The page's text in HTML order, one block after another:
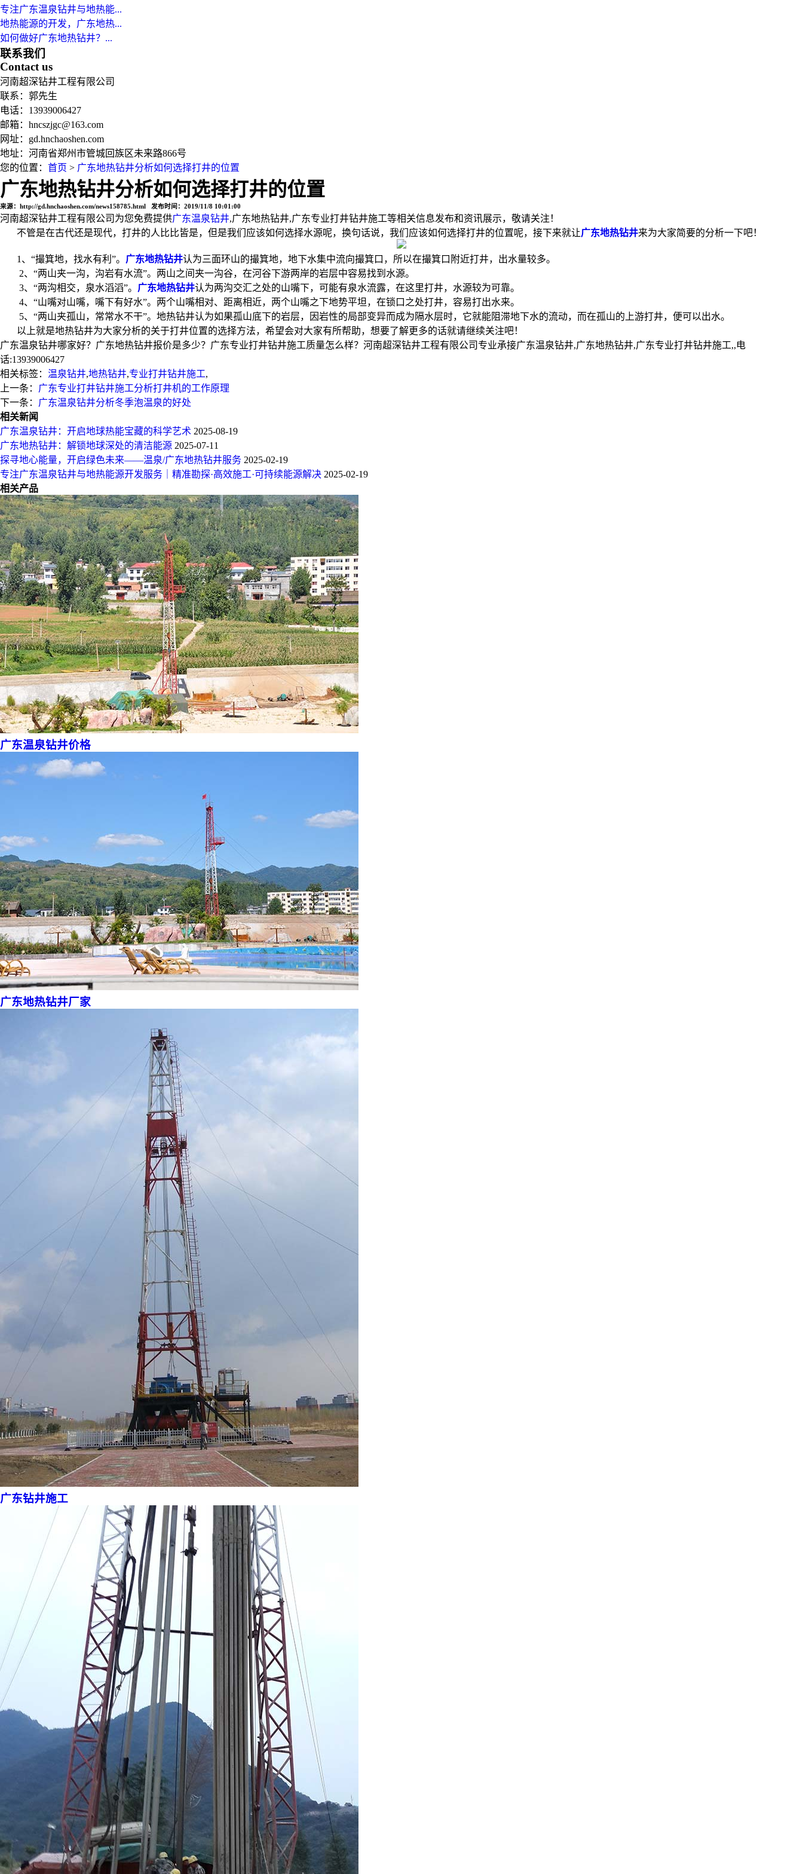
专注广东温泉钻井与地热能...
地热能源的开发，广东地热...
如何做好广东地热钻井？...
联系我们
Contact us
河南超深钻井工程有限公司
联系：郭先生
电话：13939006427
邮箱：hncszjgc@163.com
网址：gd.hnchaoshen.com
地址：河南省郑州市管城回族区未来路866号
您的位置： 首页 > 广东地热钻井分析如何选择打井的位置
广东地热钻井分析如何选择打井的位置
来源：http://gd.hnchaoshen.com/news158785.html 发布时间：2019/11/8 10:01:00
河南超深钻井工程有限公司为您免费提供广东温泉钻井,广东地热钻井,广东专业打井钻井施工等相关信息发布和资讯展示，敬请关注！
不管是在古代还是现代，打井的人比比皆是，但是我们应该如何选择水源呢，换句话说，我们应该如何选择打井的位置呢，接下来就让广东地热钻井来为大家简要的分析一下吧！
1、“撮箕地，找水有利”。 广东地热钻井认为三面环山的撮箕地，地下水集中流向撮箕口，所以在撮箕口附近打井，出水量较多。
2、“两山夹一沟，沟岩有水流”。两山之间夹一沟谷，在河谷下游两岸的岩层中容易找到水源。
3、“两沟相交，泉水滔滔”。 广东地热钻井认为两沟交汇之处的山嘴下，可能有泉水流露，在这里打井，水源较为可靠。
4、“山嘴对山嘴，嘴下有好水”。两个山嘴相对、距离相近，两个山嘴之下地势平坦，在锁口之处打井，容易打出水来。
5、“两山夹孤山，常常水不干”。地热钻井认为如果孤山底下的岩层，因岩性的局部变异而成为隔水层时，它就能阻滞地下水的流动，而在孤山的上游打井，便可以出水。
以上就是地热钻井为大家分析的关于打井位置的选择方法，希望会对大家有所帮助，想要了解更多的话就请继续关注吧！
广东温泉钻井哪家好？广东地热钻井报价是多少？广东专业打井钻井施工质量怎么样？河南超深钻井工程有限公司专业承接广东温泉钻井,广东地热钻井,广东专业打井钻井施工,,电
话:13939006427
相关标签： 温泉钻井,地热钻井,专业打井钻井施工,
上一条： 广东专业打井钻井施工分析打井机的工作原理
下一条： 广东温泉钻井分析冬季泡温泉的好处
相关新闻
广东温泉钻井：开启地球热能宝藏的科学艺术 2025-08-19
广东地热钻井：解锁地球深处的清洁能源 2025-07-11
探寻地心能量，开启绿色未来——温泉/广东地热钻井服务 2025-02-19
专注广东温泉钻井与地热能源开发服务｜精准勘探·高效施工·可持续能源解决 2025-02-19
相关产品
广东温泉钻井价格
广东地热钻井厂家
广东钻井施工